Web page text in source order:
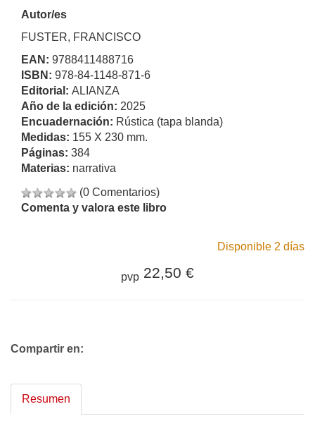
Autor/es
FUSTER, FRANCISCO
EAN: 9788411488716
ISBN: 978-84-1148-871-6
Editorial: ALIANZA
Año de la edición: 2025
Encuadernación: Rústica (tapa blanda)
Medidas: 155 X 230 mm.
Páginas: 384
Materias: narrativa
(0 Comentarios)
Comenta y valora este libro
Disponible 2 días
pvp 22,50 €
Compartir en:
Resumen